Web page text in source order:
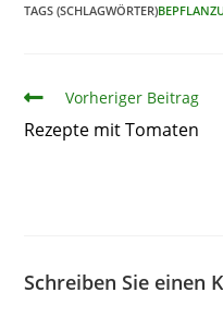
TAGS (SCHLAGWÖRTER)
ArtikelVorheriger Beitrag
Rezepte mit Tomaten
Schreiben Sie einen